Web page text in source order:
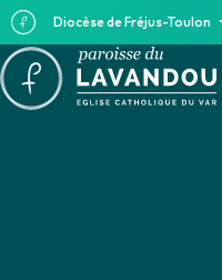
Diocèse de Fréjus-Toulon